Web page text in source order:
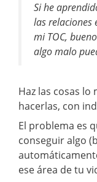
Si he
las relaciones
mi TOC,
algo malo
Haz las cosas
hacerlas, con
El problema es
conseguir algo
ese área de tu